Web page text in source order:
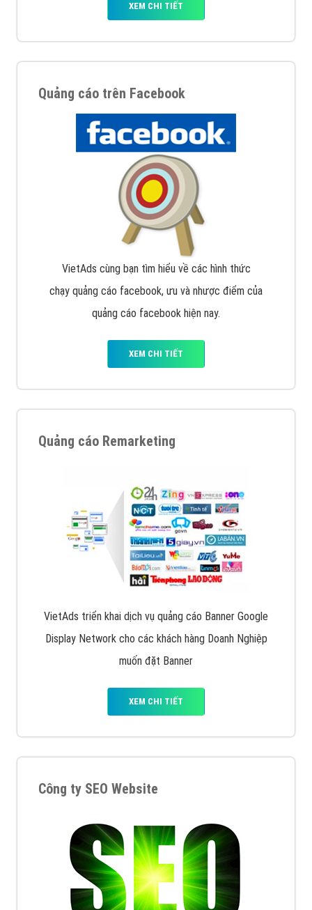
XEM CHI TIẾT
Quảng cáo trên Facebook
VietAds cùng bạn tìm hiểu về các hình thức
chạy quảng cáo facebook, ưu và nhược điểm của
quảng cáo facebook hiện nay.
XEM CHI TIẾT
Quảng cáo Remarketing
VietAds triển khai dịch vụ quảng cáo Banner Google
Display Network cho các khách hàng Doanh Nghiệp
muốn đặt Banner
XEM CHI TIẾT
Công ty SEO Website